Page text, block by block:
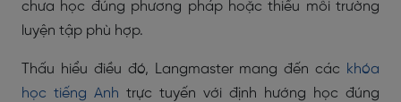
chưa học đúng phương pháp hoặc thiếu môi trường
luyện tập phù hợp.
Thấu hiểu điều đó, Langmastermang đến các khóa
học tiếng Anh trực tuyến với định hướng học đúng